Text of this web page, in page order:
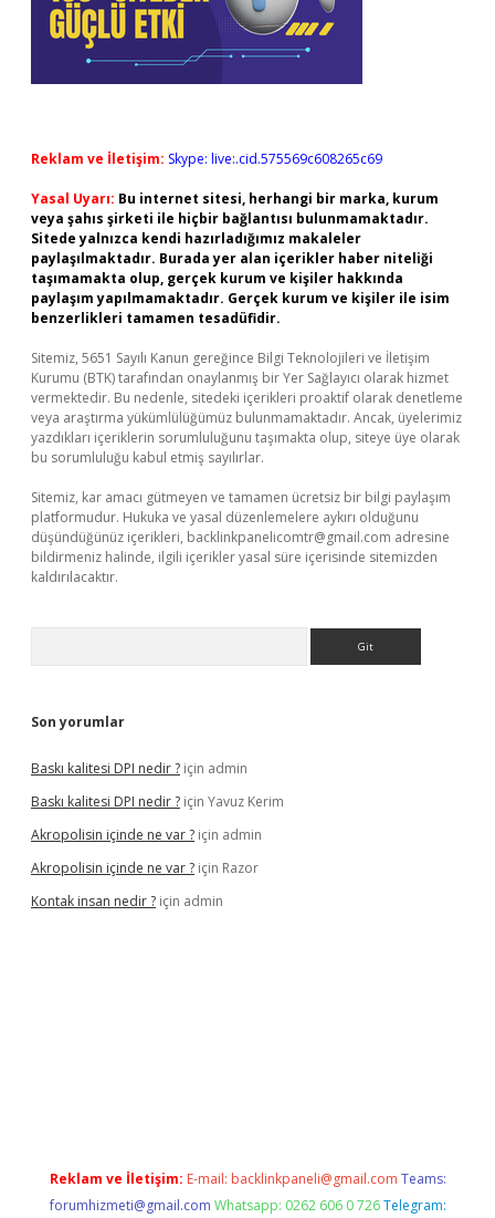
Reklam ve İletişim: Skype: live:.cid.575569c608265c69
Yasal Uyarı: Bu internet sitesi, herhangi bir marka, kurum
veya şahıs şirketi ile hiçbir bağlantısı bulunmamaktadır.
Sitede yalnızca kendi hazırladığımız makaleler
paylaşılmaktadır. Burada yer alan içerikler haber niteliği
taşımamakta olup, gerçek kurum ve kişiler hakkında
paylaşım yapılmamaktadır. Gerçek kurum ve kişiler ile isim
benzerlikleri tamamen tesadüfidir.
Sitemiz, 5651 Sayılı Kanun gereğince Bilgi Teknolojileri ve İletişim
Kurumu (BTK) tarafından onaylanmış bir Yer Sağlayıcı olarak hizmet
vermektedir. Bu nedenle, sitedeki içerikleri proaktif olarak denetleme
veya araştırma yükümlülüğümüz bulunmamaktadır. Ancak, üyelerimiz
yazdıkları içeriklerin sorumluluğunu taşımakta olup, siteye üye olarak
bu sorumluluğu kabul etmiş sayılırlar.
Sitemiz, kar amacı gütmeyen ve tamamen ücretsiz bir bilgi paylaşım
platformudur. Hukuka ve yasal düzenlemelere aykırı olduğunu
düşündüğünüz içerikleri, backlinkpanelicomtr@gmail.com adresine
bildirmeniz halinde, ilgili içerikler yasal süre içerisinde sitemizden
kaldırılacaktır.
Son yorumlar
Baskı kalitesi DPI nedir ? için admin
Baskı kalitesi DPI nedir ? için Yavuz Kerim
Akropolisin içinde ne var ? için admin
Akropolisin içinde ne var ? için Razor
Kontak insan nedir ? için admin
Reklam ve İletişim: E-mail: backlinkpaneli@gmail.com Teams:
forumhizmeti@gmail.com Whatsapp: 0262 606 0 726 Telegram: